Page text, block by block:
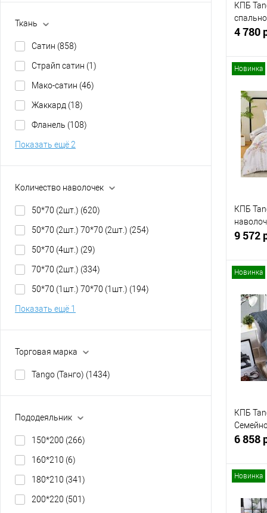
Ткань
Сатин (858)
Страйп сатин (1)
Мако-сатин (46)
Жаккард (18)
Фланель (108)
Показать ещё 2
Количество наволочек
50*70 (2шт.) (620)
50*70 (2шт.) 70*70 (2шт.) (254)
50*70 (4шт.) (29)
70*70 (2шт.) (334)
50*70 (1шт.) 70*70 (1шт.) (194)
Показать ещё 1
Торговая марка
Tango (Танго) (1434)
Пододеяльник
150*200 (266)
160*210 (6)
180*210 (341)
200*220 (501)
КПБ
4 780
В
Новинка
КПБ
9 572
В
Новинка
КПБ
6 858
Новинка